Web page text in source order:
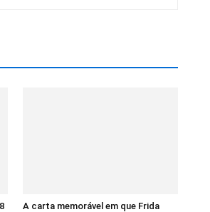
A carta memorável em que Frida